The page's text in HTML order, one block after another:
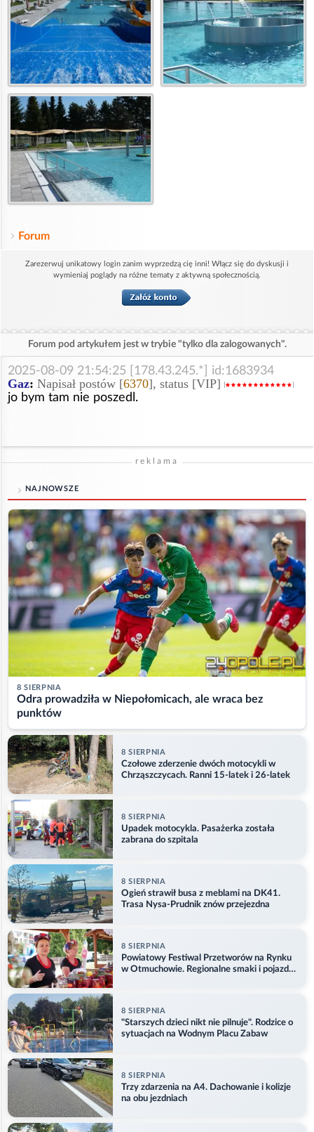
Forum
Zarezerwuj unikatowy login zanim wyprzedzą cię inni! Włącz się do dyskusji i
wymieniaj poglądy na różne tematy z aktywną społecznością.
Forum pod artykułem jest w trybie "tylko dla zalogowanych".
2025-08-09 21:54:25 [178.43.245.*] id:1683934
Gaz: Napisał postów [6370], status [VIP]
jo bym tam nie poszedl.
reklama
NAJNOWSZE
8 SIERPNIA
Odra prowadziła w Niepołomicach, ale wraca bez
punktów
8 SIERPNIA
Czołowe zderzenie dwóch motocykli w
Chrząszczycach. Ranni 15-latek i 26-latek
8 SIERPNIA
Upadek motocykla. Pasażerka została
zabrana do szpitala
8 SIERPNIA
Ogień strawił busa z meblami na DK41.
Trasa Nysa-Prudnik znów przejezdna
8 SIERPNIA
Powiatowy Festiwal Przetworów na Rynku
w Otmuchowie. Regionalne smaki i pojazdy
8 SIERPNIA
"Starszych dzieci nikt nie pilnuje". Rodzice o
sytuacjach na Wodnym Placu Zabaw
8 SIERPNIA
Trzy zdarzenia na A4. Dachowanie i kolizje
na obu jezdniach